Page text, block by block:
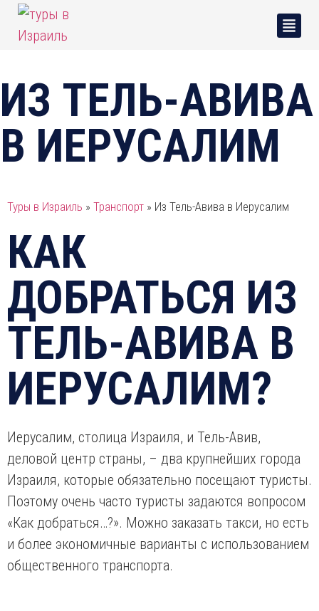
ИЗ ТЕЛЬ-АВИВА
В ИЕРУСАЛИМ
Туры в Израиль » Транспорт » Из Тель-Авива в Иерусалим
КАК
ДОБРАТЬСЯ ИЗ
ТЕЛЬ-АВИВА В
ИЕРУСАЛИМ?
Иерусалим, столица Израиля, и Тель-Авив,
деловой центр страны, – два крупнейших города
Израиля, которые обязательно посещают туристы.
Поэтому очень часто туристы задаются вопросом
«Как добраться…?». Можно заказать такси, но есть
и более экономичные варианты с использованием
общественного транспорта.